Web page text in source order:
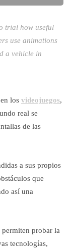
trial how useful
use animations
a vehicle in
los videojuegos,
real se
de las
a sus propios
que
así una
probar la
tecnologías,